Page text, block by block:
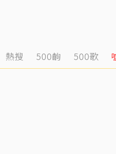
熱搜 500齣 500歌